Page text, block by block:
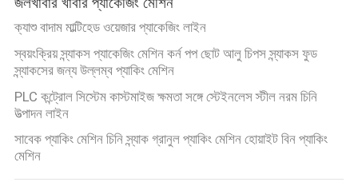
ম্যাপ
গোপনীয়তা
নীতি
ক্যাশু বাদাম মাল্টিহেড ওয়েজার প্যাকেজিং লাইন
স্বয়ংক্রিয় স্ন্যাকস প্যাকেজিং মেশিন কর্ন পপ ছোট আলু চিপস স্ন্যাকস ফুড
স্ন্যাকসের জন্য উল্লম্ব প্যাকিং মেশিন
PLC কন্ট্রোল সিস্টেম কাস্টমাইজ ক্ষমতা সঙ্গে স্টেইনলেস স্টীল নরম চিনি
উত্পাদন লাইন
সাবেক প্যাকিং মেশিন চিনি স্ন্যাক গ্রানুল প্যাকিং মেশিন হোয়াইট বিন প্যাকিং
মেশিন